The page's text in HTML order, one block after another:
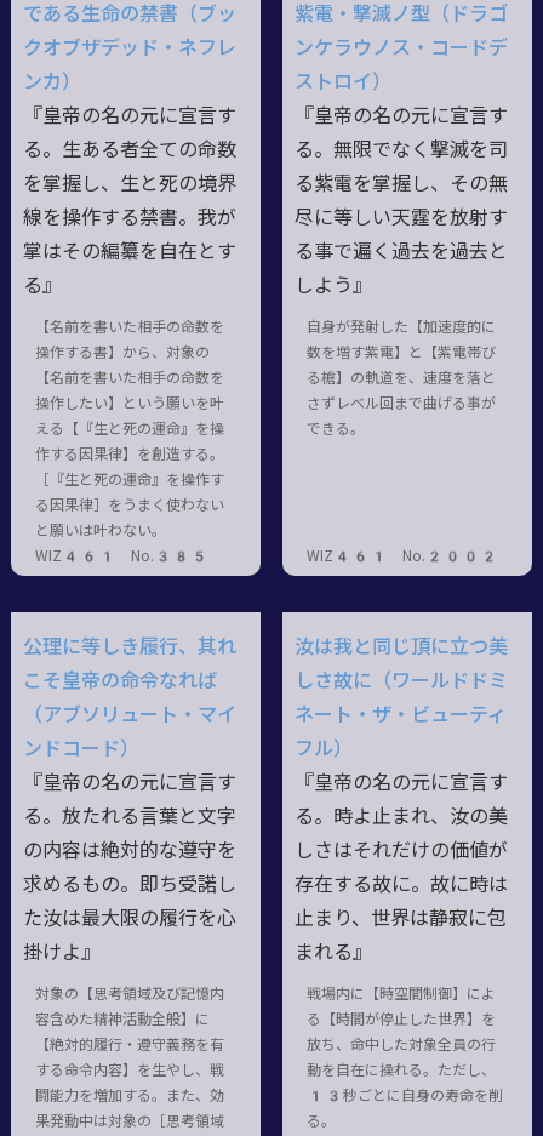
である生命の禁書（ブッ
クオブザデッド・ネフレ
ンカ）
『皇帝の名の元に宣言す
る。生ある者全ての命数
を掌握し、生と死の境界
線を操作する禁書。我が
掌はその編纂を自在とす
る』
【名前を書いた相手の命数を
操作する書】から、対象の
【名前を書いた相手の命数を
操作したい】という願いを叶
える【『生と死の運命』を操
作する因果律】を創造する。
［『生と死の運命』を操作す
る因果律］をうまく使わない
と願いは叶わない。
WIZ461 No.385
紫電・撃滅ノ型（ドラゴ
ンケラウノス・コードデ
ストロイ）
『皇帝の名の元に宣言す
る。無限でなく撃滅を司
る紫電を掌握し、その無
尽に等しい天霆を放射す
る事で遍く過去を過去と
しよう』
自身が発射した【加速度的に
数を増す紫電】と【紫電帯び
る槍】の軌道を、速度を落と
さずレベル回まで曲げる事が
できる。
WIZ461 No.2002
公理に等しき履行、其れ
こそ皇帝の命令なれば
（アブソリュート・マイ
ンドコード）
『皇帝の名の元に宣言す
る。放たれる言葉と文字
の内容は絶対的な遵守を
求めるもの。即ち受諾し
た汝は最大限の履行を心
掛けよ』
対象の【思考領域及び記憶内
容含めた精神活動全般】に
【絶対的履行・遵守義務を有
する命令内容】を生やし、戦
闘能力を増加する。また、効
果発動中は対象の［思考領域
汝は我と同じ頂に立つ美
しさ故に（ワールドドミ
ネート・ザ・ビューティ
フル）
『皇帝の名の元に宣言す
る。時よ止まれ、汝の美
しさはそれだけの価値が
存在する故に。故に時は
止まり、世界は静寂に包
まれる』
戦場内に【時空間制御】によ
る【時間が停止した世界】を
放ち、命中した対象全員の行
動を自在に操れる。ただし、
13秒ごとに自身の寿命を削
る。